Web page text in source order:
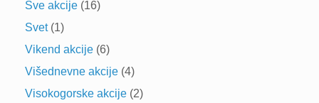
Sve akcije (16)
Svet(1)
Vikend akcije (6)
Višednevne akcije (4)
Visokogorske akcije (2)